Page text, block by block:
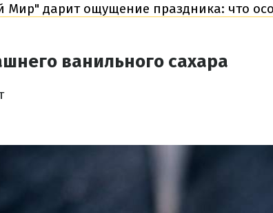
Мир" дарит ощущение праздника: что
ванильного сахара